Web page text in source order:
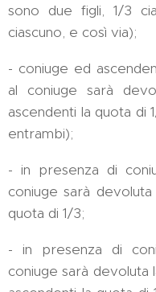
sono due figli, 1/3
ciascuno, e così via);
- coniuge ed
al coniuge sarà
ascendenti la quota di
entrambi);
- in presenza di
coniuge sarà
quota di 1/3;
- in presenza di
coniuge sarà devoluta